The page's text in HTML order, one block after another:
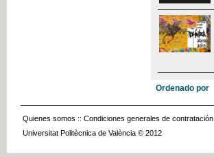
Ordenado por
Quienes somos :: Condiciones generales de contratación
Universitat Politècnica de València © 2012